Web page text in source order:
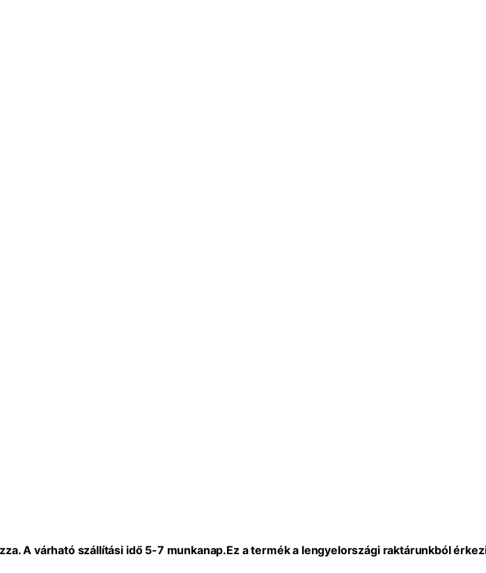
A várható szállítási idő 5-7 munkanap.Ez a termék a lengyelországi raktárunkból